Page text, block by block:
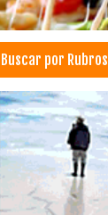
Buscar por Rubros